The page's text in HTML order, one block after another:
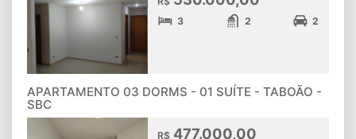
3 2 2
APARTAMENTO 03 DORMS - 01 SUÍTE - TABOÃO -
SBC
R$ 477.000,00